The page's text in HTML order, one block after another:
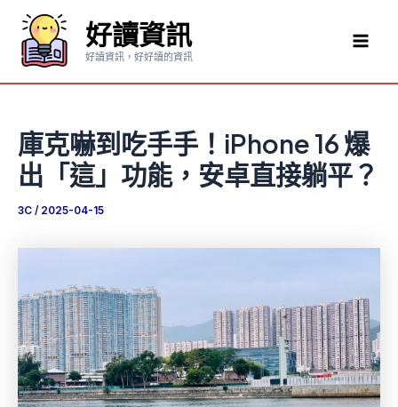
要
好讀資訊
好讀資訊，好好讀的資訊
庫克嚇到吃手手！iPhone 16 爆
出「這」功能，安卓直接躺平？
3C / 2025-04-15